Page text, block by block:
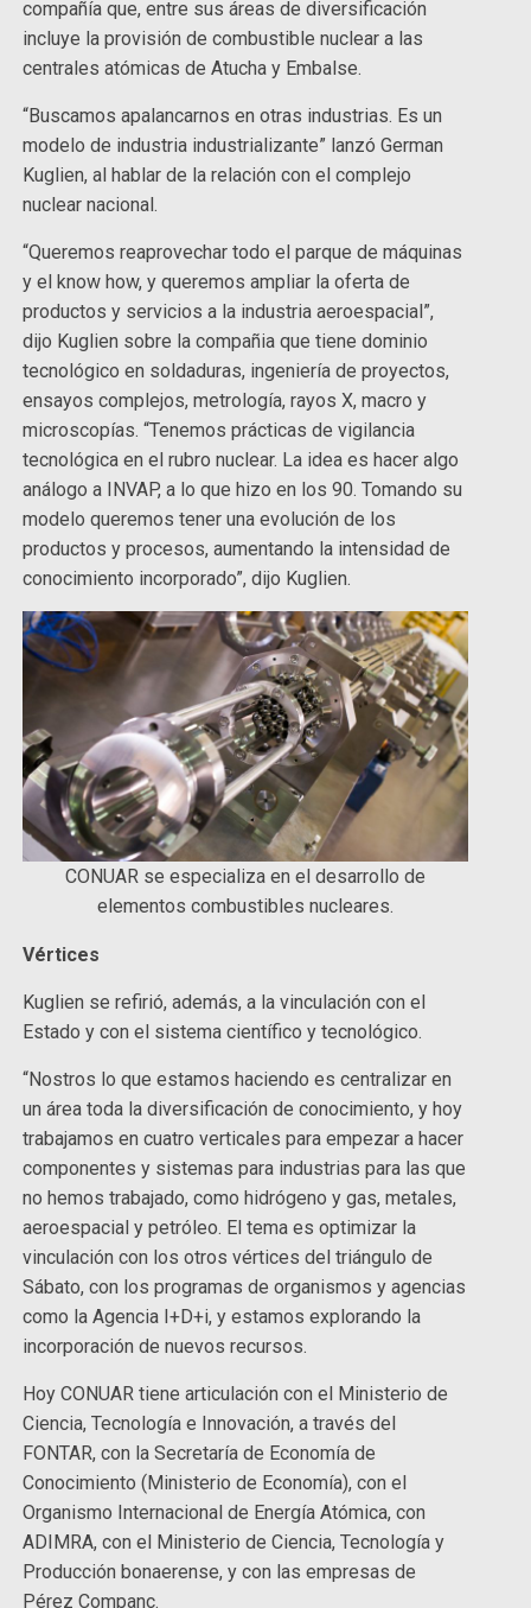
compañía que, entre sus áreas de diversificación
incluye la provisión de combustible nuclear a las
centrales atómicas de Atucha y Embalse.
“Buscamos apalancarnos en otras industrias. Es un
modelo de industria industrializante” lanzó German
Kuglien, al hablar de la relación con el complejo
nuclear nacional.
“Queremos reaprovechar todo el parque de máquinas
y el know how, y queremos ampliar la oferta de
productos y servicios a la industria aeroespacial”,
dijo Kuglien sobre la compañia que tiene dominio
tecnológico en soldaduras, ingeniería de proyectos,
ensayos complejos, metrología, rayos X, macro y
microscopías. “Tenemos prácticas de vigilancia
tecnológica en el rubro nuclear. La idea es hacer algo
análogo a INVAP, a lo que hizo en los 90. Tomando su
modelo queremos tener una evolución de los
productos y procesos, aumentando la intensidad de
conocimiento incorporado”, dijo Kuglien.
CONUAR se especializa en el desarrollo de
elementos combustibles nucleares.
Vértices
Kuglien se refirió, además, a la vinculación con el
Estado y con el sistema científico y tecnológico.
“Nostros lo que estamos haciendo es centralizar en
un área toda la diversificación de conocimiento, y hoy
trabajamos en cuatro verticales para empezar a hacer
componentes y sistemas para industrias para las que
no hemos trabajado, como hidrógeno y gas, metales,
aeroespacial y petróleo. El tema es optimizar la
vinculación con los otros vértices del triángulo de
Sábato, con los programas de organismos y agencias
como la Agencia I+D+i, y estamos explorando la
incorporación de nuevos recursos.
Hoy CONUAR tiene articulación con el Ministerio de
Ciencia, Tecnología e Innovación, a través del
FONTAR, con la Secretaría de Economía de
Conocimiento (Ministerio de Economía), con el
Organismo Internacional de Energía Atómica, con
ADIMRA, con el Ministerio de Ciencia, Tecnología y
Producción bonaerense, y con las empresas de
Pérez Companc.